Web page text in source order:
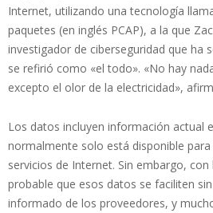
Internet, utilizando una tecnología
paquetes (en inglés PCAP), a la que
investigador de ciberseguridad que ha
se refirió como «el todo». «No hay
excepto el olor de la electricidad»,
Los datos incluyen información actual
normalmente solo está disponible
servicios de Internet. Sin embargo,
probable que esos datos se faciliten
informado de los proveedores, y